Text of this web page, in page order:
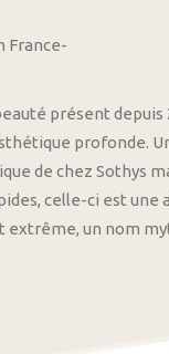
France-
présent depuis
profonde.
de chez Sothys
celle-ci est une
un nom